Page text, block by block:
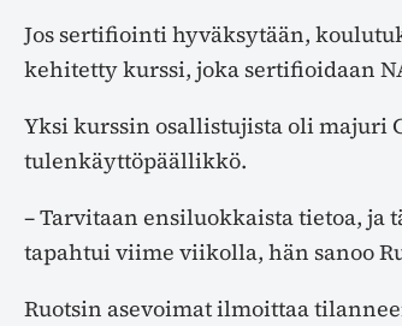
Jos sertifiointi hyväksytään,
kehitetty kurssi, joka sertifioidaan
Yksi kurssin osallistujista oli majuri
tulenkäyttöpäällikkö.
– Tarvitaan ensiluokkaista tietoa, ja
tapahtui viime viikolla, hän sanoo
Ruotsin asevoimat ilmoittaa